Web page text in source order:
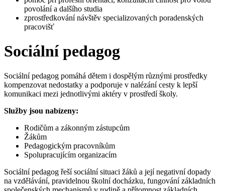
povolání a dalšího studia
zprostředkování návštěv specializovaných poradenských
pracovišť
Sociální pedagog
Sociální pedagog pomáhá dětem i dospělým různými prostředky
kompenzovat nedostatky a podporuje v nalézání cesty k lepší
komunikaci mezi jednotlivými aktéry v prostředí školy.
Služby jsou nabízeny:
Rodičům a zákonným zástupcům
Žákům
Pedagogickým pracovníkům
Spolupracujícím organizacím
Sociální pedagog řeší sociální situaci žáků a její negativní dopady
na vzdělávání, pravidelnou školní docházku, fungování základních